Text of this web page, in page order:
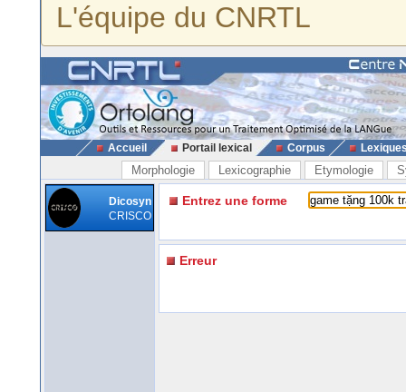
L'équipe du CNRTL
Accueil Portail lexical Corpus
Morphologie Lexicographie Etymologie
Dicosyn
CRISCO
Entrez une forme
Erreur